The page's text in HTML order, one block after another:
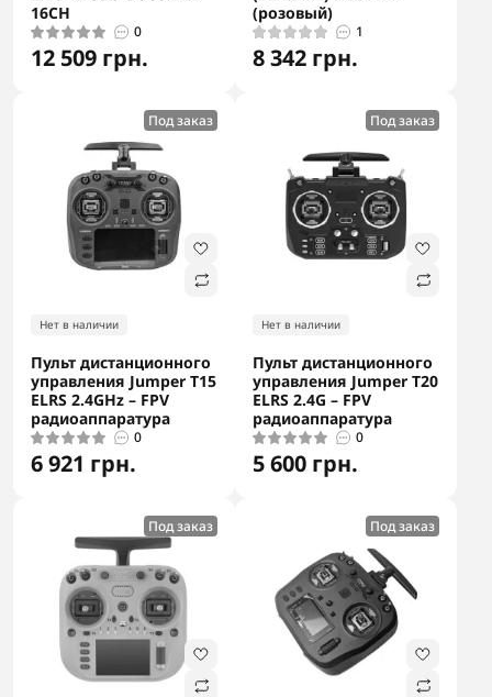
16CH
0
12 509 грн.
(розовый)
1
8 342 грн.
Под заказ
Нет в наличии
Пульт дистанционного
управления Jumper T15
ELRS 2.4GHz – FPV
радиоаппаратура
0
6 921 грн.
Под заказ
Нет в наличии
Пульт дистанционного
управления Jumper T20
ELRS 2.4G – FPV
радиоаппаратура
0
5 600 грн.
Под заказ Под заказ